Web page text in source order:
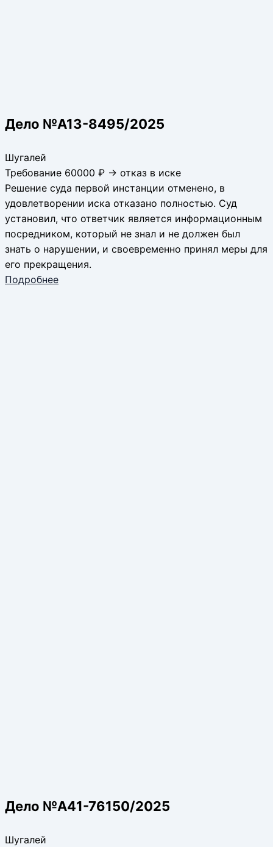
Дело №А13-8495/2025
Шугалей
Требование 60000 ₽ → отказ в иске
Решение суда первой инстанции отменено, в
удовлетворении иска отказано полностью. Суд
установил, что ответчик является информационным
посредником, который не знал и не должен был
знать о нарушении, и своевременно принял меры для
его прекращения.
Подробнее
Дело №А41-76150/2025
Шугалей